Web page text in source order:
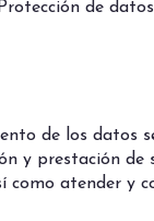
de
de los datos
y prestación de
atender y